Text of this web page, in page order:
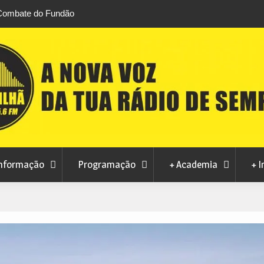
do Fundão
Brazilian Jiu-Jitsu
défice de 2,1 milhões de euros na Covilhã
Programação + Academia +